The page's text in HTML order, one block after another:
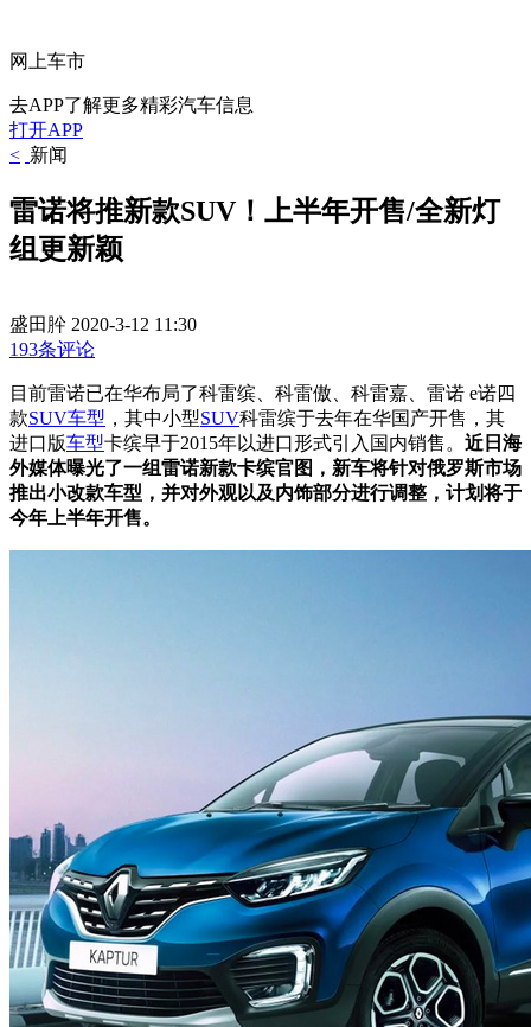
网上车市
去APP了解更多精彩汽车信息
打开APP
< 新闻
雷诺将推新款SUV！上半年开售/全新灯
组更新颖
盛田肸 2020-3-12 11:30
193条评论
目前雷诺已在华布局了科雷缤、科雷傲、科雷嘉、雷诺 e诺四
款SUV车型 ，其中小型SUV科雷缤于去年在华国产开售，其
进口版车型卡缤早于2015年以进口形式引入国内销售。 近日海
外媒体曝光了一组雷诺新款卡缤官图，新车将针对俄罗斯市场
推出小改款车型，并对外观以及内饰部分进行调整，计划将于
今年上半年开售。